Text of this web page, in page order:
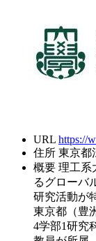
URL https://
住所 東京都
概要 理工系
るグローバ
研究活動が
東京都（豊
4学部1研究